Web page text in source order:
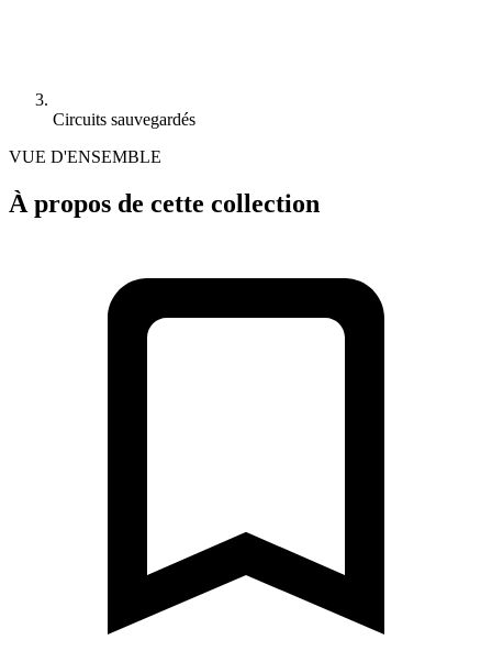
Circuits sauvegardés
VUE D'ENSEMBLE
À propos de cette collection